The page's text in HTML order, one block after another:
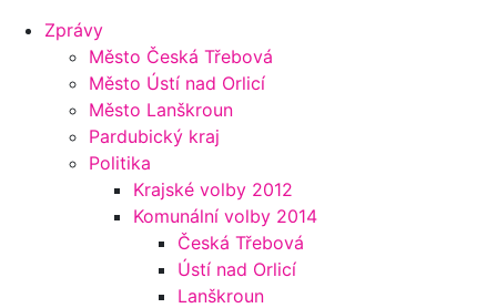
Zprávy
Město Česká Třebová
Město Ústí nad Orlicí
Město Lanškroun
Pardubický kraj
Politika
Krajské volby 2012
Komunální volby 2014
Česká Třebová
Ústí nad Orlicí
Lanškroun